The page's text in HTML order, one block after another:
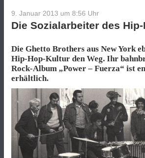
9. Januar 2013 um 8:56 Uhr
Die Sozialarbeiter des Hip-
Die Ghetto Brothers aus New York
Hip-Hop-Kultur den Weg. Ihr
Rock-Album „Power – Fuerza“ ist
erhältlich.